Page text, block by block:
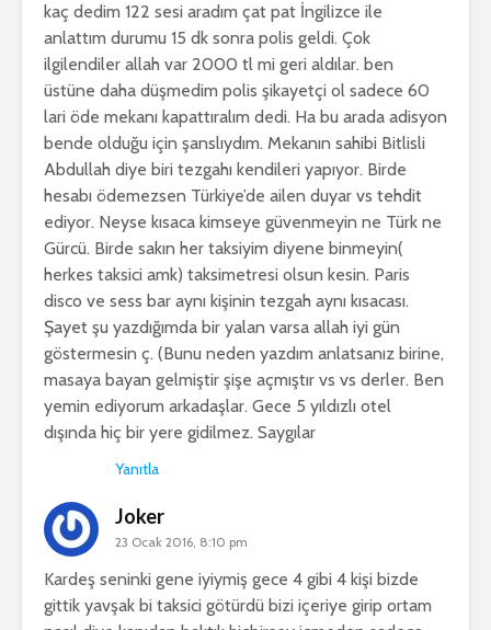
kaç dedim 122 sesi aradım çat pat İngilizce ile
anlattım durumu 15 dk sonra polis geldi. Çok
ilgilendiler allah var 2000 tl mi geri aldılar. ben
üstüne daha düşmedim polis şikayetçi ol sadece 60
lari öde mekanı kapattıralım dedi. Ha bu arada adisyon
bende olduğu için şanslıydım. Mekanın sahibi Bitlisli
Abdullah diye biri tezgahı kendileri yapıyor. Birde
hesabı ödemezsen Türkiye’de ailen duyar vs tehdit
ediyor. Neyse kısaca kimseye güvenmeyin ne Türk ne
Gürcü. Birde sakın her taksiyim diyene binmeyin(
herkes taksici amk) taksimetresi olsun kesin. Paris
disco ve sess bar aynı kişinin tezgah aynı kısacası.
Şayet şu yazdığımda bir yalan varsa allah iyi gün
göstermesin ç. (Bunu neden yazdım anlatsanız birine,
masaya bayan gelmiştir şişe açmıştır vs vs derler. Ben
yemin ediyorum arkadaşlar. Gece 5 yıldızlı otel
dışında hiç bir yere gidilmez. Saygılar
Yanıtla
Joker
23 Ocak 2016, 8:10 pm
Kardeş seninki gene iyiymiş gece 4 gibi 4 kişi bizde
gittik yavşak bi taksici götürdü bizi içeriye girip ortam